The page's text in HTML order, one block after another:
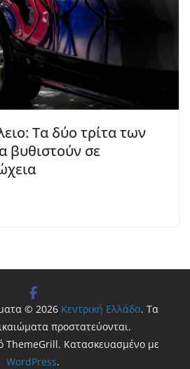
Τα δύο τρίτα των
βυθιστούν σε
© 2026 Κεντρική Ελλάδα. Τα
προστατεύονται.
ThemeGrill. Κατασκευασμένο με
WordPress.